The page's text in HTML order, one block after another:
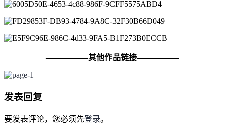
—————-其他作品链接—————-
发表回复
要发表评论，您必须先登录。